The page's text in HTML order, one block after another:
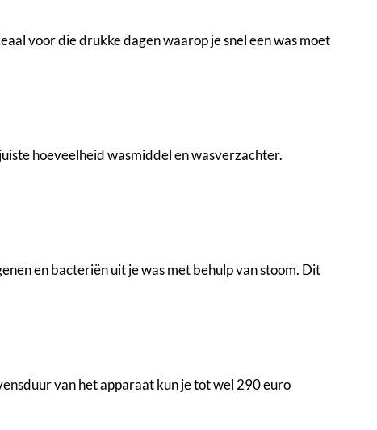
voor die drukke dagen waarop je snel een was moet
hoeveelheid wasmiddel en wasverzachter.
en bacteriën uit je was met behulp van stoom. Dit
van het apparaat kun je tot wel 290 euro